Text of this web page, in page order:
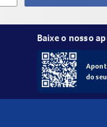
Baixe o nosso
do